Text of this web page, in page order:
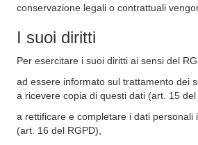
conservazione legali o contrattuali
I suoi diritti
Per esercitare i suoi diritti ai sensi del
ad essere informato sul trattamento dei
a ricevere copia di questi dati (art. 15 del
a rettificare e completare i dati personali
(art. 16 del RGPD),